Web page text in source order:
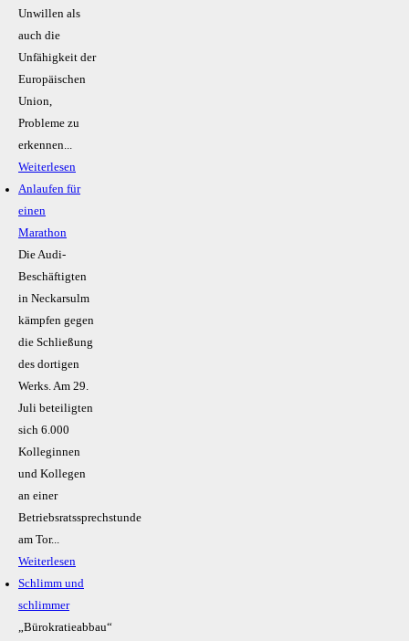
Unwillen als
auch die
Unfähigkeit der
Europäischen
Union,
Probleme zu
erkennen...
Weiterlesen
Anlaufen für
einen
Marathon
Die Audi-
Beschäftigten
in Neckarsulm
kämpfen gegen
die Schließung
des dortigen
Werks. Am 29.
Juli beteiligten
sich 6.000
Kolleginnen
und Kollegen
an einer
Betriebsratssprechstunde
am Tor...
Weiterlesen
Schlimm und
schlimmer
„Bürokratieabbau“